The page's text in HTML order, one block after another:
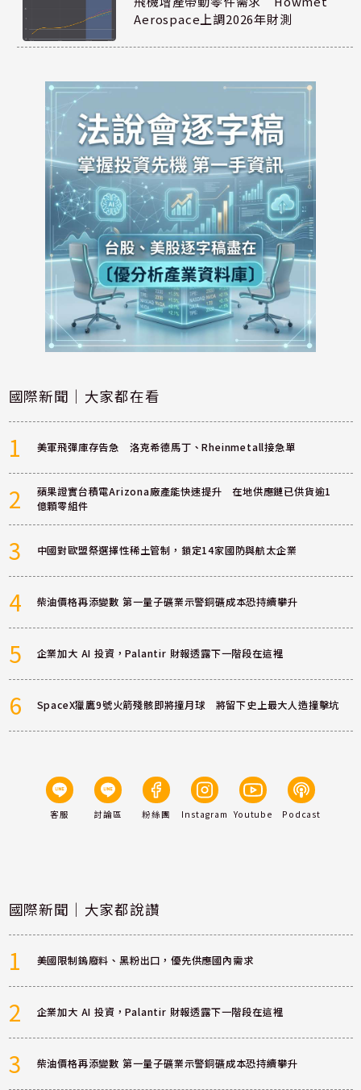
Aerospace上調2026年財測
國際新聞｜大家都在看
1 美軍飛彈庫存告急 洛克希德馬丁、Rheinmetall接急單
2
蘋果證實台積電Arizona廠產能快速提升 在地供應鏈已供貨逾1
億顆零組件
3 中國對歐盟祭選擇性稀土管制，鎖定14家國防與航太企業
4 柴油價格再添變數 第一量子礦業示警銅礦成本恐持續攀升
5 企業加大 AI 投資，Palantir 財報透露下一階段在這裡
6 SpaceX獵鷹9號火箭殘骸即將撞月球 將留下史上最大人造撞擊坑
客服 討論區 粉絲團 Instagram Youtube Podcast
國際新聞｜大家都說讚
1 美國限制鎢廢料、黑粉出口，優先供應國內需求
2 企業加大 AI 投資，Palantir 財報透露下一階段在這裡
3 柴油價格再添變數 第一量子礦業示警銅礦成本恐持續攀升